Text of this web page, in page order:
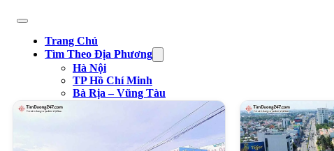
Trang Chủ
Tìm Theo Địa Phương
Hà Nội
TP Hồ Chí Minh
Bà Rịa – Vũng Tàu